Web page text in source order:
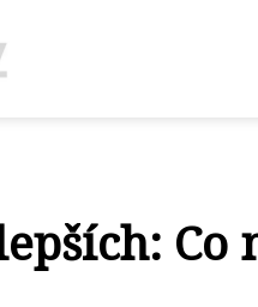
Co